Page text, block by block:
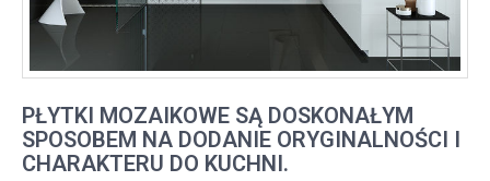
PŁYTKI MOZAIKOWE SĄ DOSKONAŁYM
SPOSOBEM NA DODANIE ORYGINALNOŚCI I
CHARAKTERU DO KUCHNI.